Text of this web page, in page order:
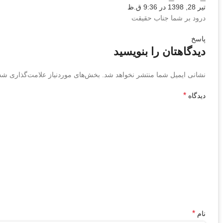
تیر 28, 1398 در 9:36 ق.ظ
درود بر شما جناب حقیقت
پاسخ
دیدگاهتان را بنویسید
نشانی ایمیل شما منتشر نخواهد شد. بخش‌های موردنیاز علامت‌گذاری
دیدگاه *
نام *